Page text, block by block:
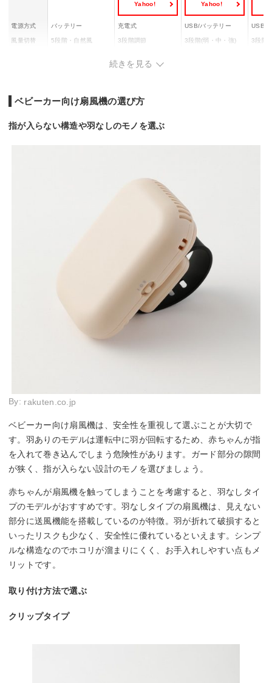
Yahoo! Yahoo!
電源方式 バッテリー 充電式 USB/バッテリー USB/
風量切替 5段階・自然風 3段階調節 3段階(弱・中・強) 3段階(
約1時間20分〜4時間
続きを見る
ベビーカー向け扇風機の選び方
指が入らない構造や羽なしのモノを選ぶ
By: rakuten.co.jp
ベビーカー向け扇風機は、安全性を重視して選ぶことが大切で
す。羽ありのモデルは運転中に羽が回転するため、赤ちゃんが指
を入れて巻き込んでしまう危険性があります。ガード部分の隙間
が狭く、指が入らない設計のモノを選びましょう。
赤ちゃんが扇風機を触ってしまうことを考慮すると、羽なしタイ
プのモデルがおすすめです。羽なしタイプの扇風機は、見えない
部分に送風機能を搭載しているのが特徴。羽が折れて破損すると
いったリスクも少なく、安全性に優れているといえます。シンプ
ルな構造なのでホコリが溜まりにくく、お手入れしやすい点もメ
リットです。
取り付け方法で選ぶ
クリップタイプ